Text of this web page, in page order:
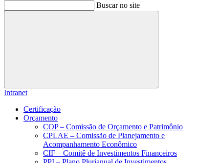
Buscar no site
Buscar
Intranet
Certificação
Orçamento
COP – Comissão de Orçamento e Patrimônio
CPLAE – Comissão de Planejamento e
Acompanhamento Econômico
CIF – Comitê de Investimentos Financeiros